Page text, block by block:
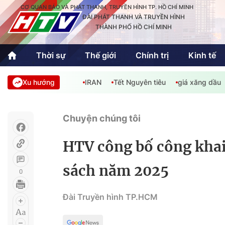
CƠ QUAN BÁO VÀ PHÁT THANH, TRUYỀN HÌNH TP. HỒ CHÍ MINH
ĐÀI PHÁT THANH VÀ TRUYỀN HÌNH
THÀNH PHỐ HỒ CHÍ MINH
Thời sự Thế giới Chính trị Kinh tế
Thời sự
Thể thao
Quốc tế
Văn hóa -
An Sinh
Công nghệ
Xu hướng IRAN Tết Nguyên tiêu giá xăng dầu
0
Chuyện chúng tôi
HTV công bố công
sách năm 2025
Đài Truyền hình TP.HCM